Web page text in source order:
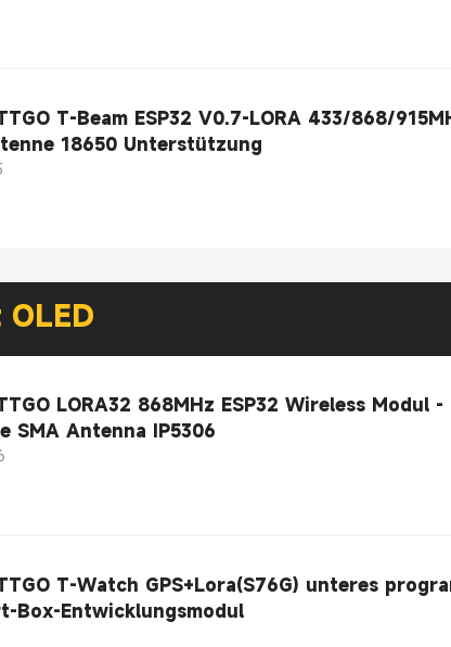
T-Beam ESP32 V0.7-LORA 433/868/
SMA -Antenne 18650 Unterstützung
LORA32 868MHz ESP32 Wireless
SMA Antenna IP5306
T-Watch GPS+Lora(S76G) unteres
Box-Entwicklungsmodul